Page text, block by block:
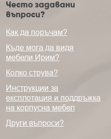
Често задавани
въпроси?
Как да поръчам?
Къде мога да видя
мебели Ирим?
Колко струва?
Инструкции за
експлотация и поддръжка
на корпусна мебел
Други въпроси?